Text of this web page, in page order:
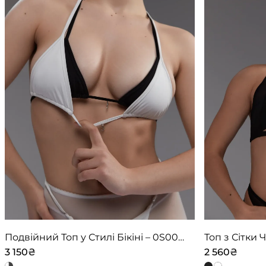
Подвійний Топ у Стилі Бікіні – 0S0015
3 150₴
Топ з Сітки
2 560₴